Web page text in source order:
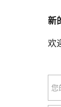
新
欢
您